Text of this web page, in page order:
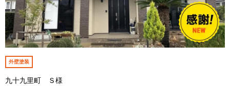
外壁塗装
九十九里町 Ｓ様